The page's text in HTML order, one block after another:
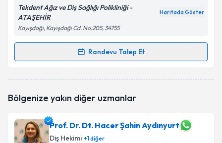
Tekdent Ağız ve Diş Sağlığı Polikliniği -
ATAŞEHİR
Haritada Göster
Kayışdağı, Kayışdağı Cd. No:205, 34755
Randevu Talep Et
Randevu Takvimi Talebi
oluşturun. Size bu uzmandan randevu almanız için bir
E-posta Adresiniz
Bölgenize yakın diğer uzmanlar
Prof. Dr. Dt. Hacer Şahin Aydınyurt
Diş Hekimi +1diğer